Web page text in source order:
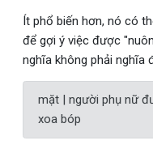
Ít phổ biến hơn, nó có
để gợi ý việc được
nghĩa không phải nghĩa
mặt | người phụ nữ
xoa bóp